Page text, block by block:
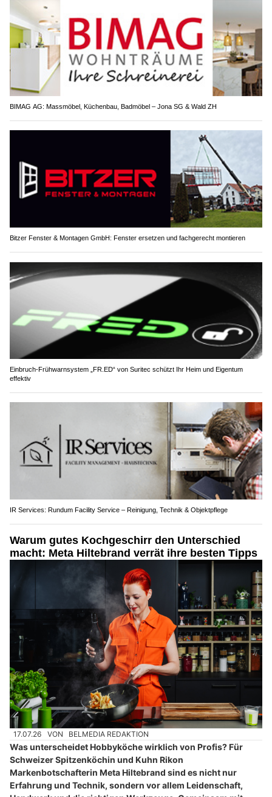
BIMAG AG: Massmöbel, Küchenbau, Badmöbel – Jona SG & Wald ZH
Bitzer Fenster & Montagen GmbH: Fenster ersetzen und fachgerecht montieren
Einbruch-Frühwarnsystem „FR.ED“ von Suritec schützt Ihr Heim und Eigentum
effektiv
IR Services: Rundum Facility Service – Reinigung, Technik & Objektpflege
Warum gutes Kochgeschirr den Unterschied
macht: Meta Hiltebrand verrät ihre besten Tipps
17.07.26 VON BELMEDIA REDAKTION
Was unterscheidet Hobbyköche wirklich von Profis? Für
Schweizer Spitzenköchin und Kuhn Rikon
Markenbotschafterin Meta Hiltebrand sind es nicht nur
Erfahrung und Technik, sondern vor allem Leidenschaft,